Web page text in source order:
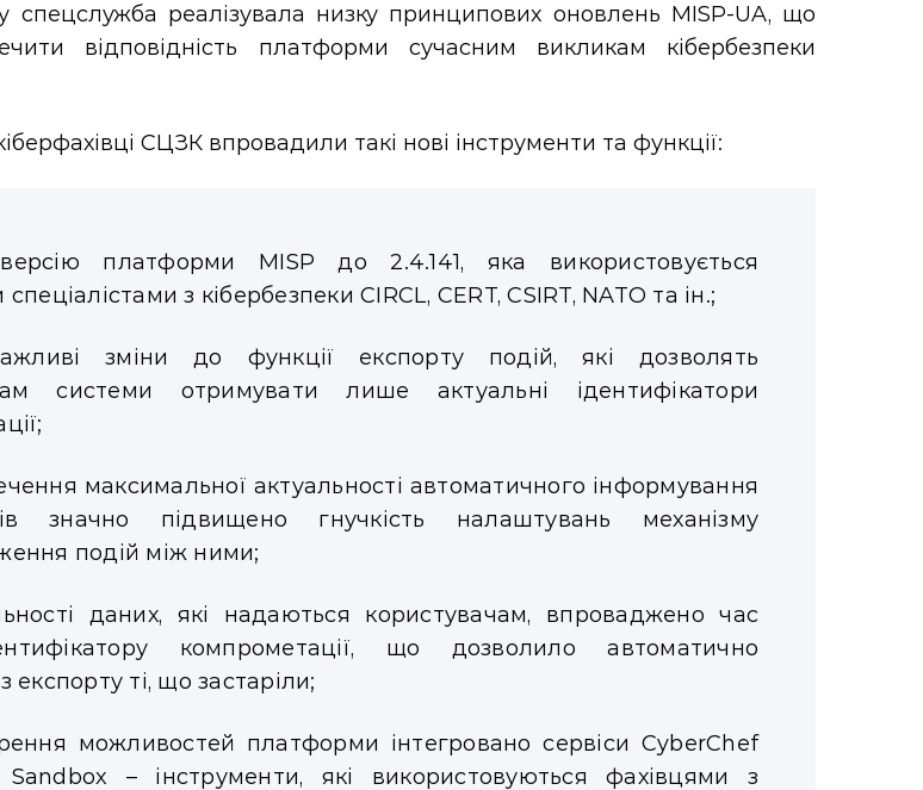
спецслужба реалізувала низку принципових оновлень MISP-UA, що
відповідність платформи сучасним викликам кібербезпеки
СЦЗК впровадили такі нові інструменти та функції:
платформи MISP до 2.4.141, яка використовується
з кібербезпеки CIRCL, CERT, CSIRT, NATO та ін.;
зміни до функції експорту подій, які дозволять
системи отримувати лише актуальні ідентифікатори
максимальної актуальності автоматичного інформування
значно підвищено гнучкість налаштувань механізму
подій між ними;
даних, які надаються користувачам, впроваджено час
компрометації, що дозволило автоматично
експорту ті, що застаріли;
можливостей платформи інтегровано сервіси CyberChef
– інструменти, які використовуються фахівцями з